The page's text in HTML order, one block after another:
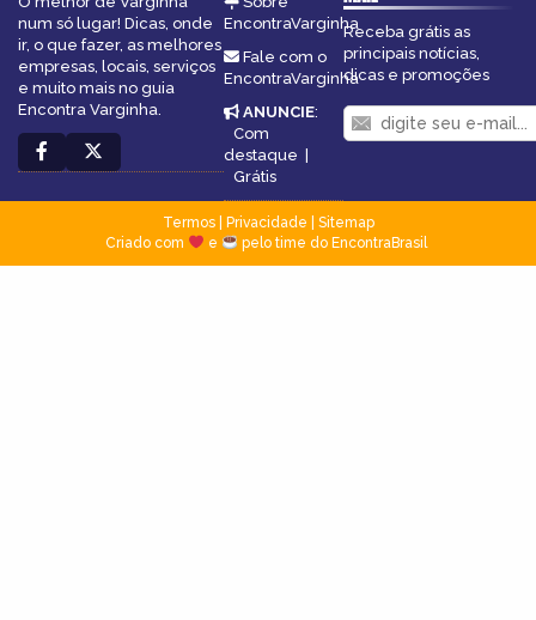
num só lugar! Dicas, onde
ir, o que fazer, as melhores
empresas, locais, serviços
e muito mais no guia
Encontra Varginha.
EncontraVarginha
Fale com o
EncontraVarginha
ANUNCIE:
Com
destaque |
Grátis
Receba grátis as
principais notícias,
dicas e promoções
Termos| Privacidade
Sitemap
Criado com
e pelo time do EncontraBrasil